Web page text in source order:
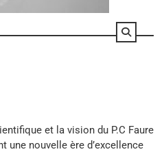
et la vision du P.C Faure
une nouvelle ère d’excellence